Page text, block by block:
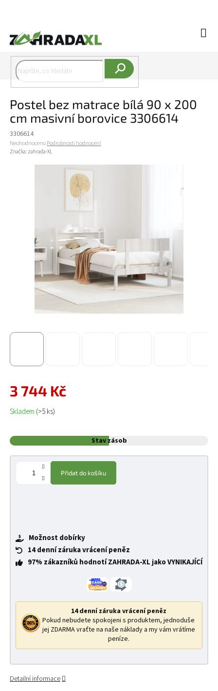
Postel bez matrace bílá 90 x 200
cm masivní borovice 3306614
3306614
Průměrné hodnocení produktu je 0,0 z 5 hvězdiček.
NeohodnocenoPodrobnosti hodnocení
Značka: zahrada-XL
3 744 Kč
Měrná cena:
Skladem (>5 ks)
Stav zásob
Přidat do košíku
Možnost dobírky
14 denní záruka vrácení peněz
97% zákazníků hodnotí ZAHRADA-XL jako VYNIKAJÍCÍ
14 denní záruka vrácení peněz
Pokud nebudete spokojeni s produktem, jednoduše
jej ZDARMA vraťte na naše náklady a my vám vrátíme
peníze.
Detailní informace